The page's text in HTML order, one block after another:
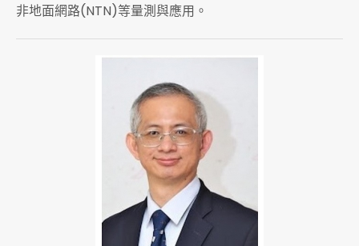
非地面網路(NTN)等量測與應用。